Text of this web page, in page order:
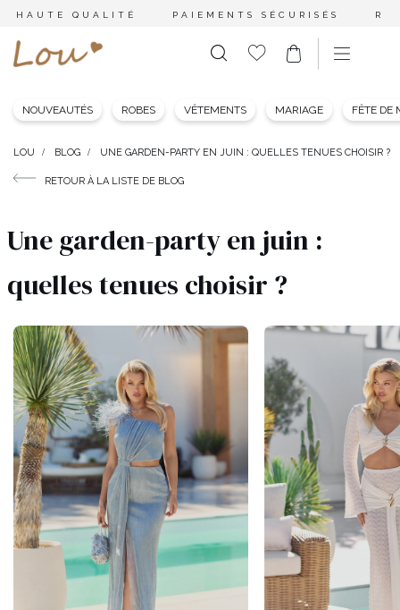
HAUTE QUALITÉ PAIEMENTS SÉCURISÉS
NOUVEAUTÉS ROBES VÊTEMENTS MARIAGE FÊTE DE
LOU BLOG UNE GARDEN-PARTY EN JUIN : QUELLES TENUES CHOISIR ?
RETOUR À LA LISTE DE BLOG
Une garden-party en juin :
quelles tenues choisir ?